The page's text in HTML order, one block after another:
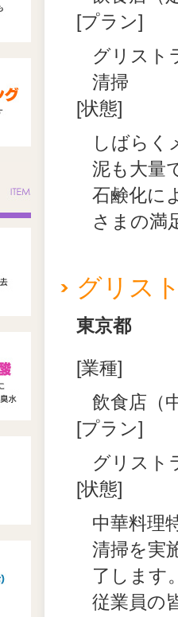
[プラン]
グリスト
清掃
[状態]
しばらく
泥も大量
石鹸化に
さまの満
グリス
東京都
[業種]
飲食店（
[プラン]
グリスト
[状態]
中華料理
清掃を実
了します
従業員の